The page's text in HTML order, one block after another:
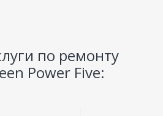
по ремонту
Power Five: